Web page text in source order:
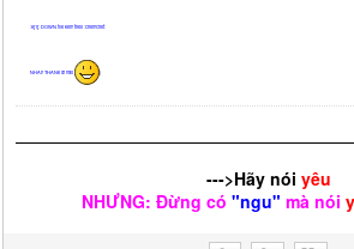
:6[1]: DOWN file kem theo :chemchet:
NHAn THANk di nào )
--->Hãy nói yêu
NHƯNG: Đừng có "ngu" mà nói